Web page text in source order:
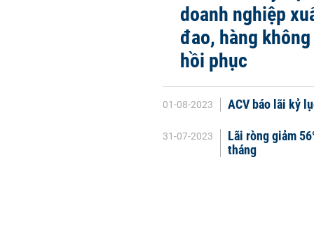
doanh nghiệp
đao, hàng
hồi phục
01-08-2023 ACV báo lãi kỷ
31-07-2023
Lãi ròng giảm
tháng